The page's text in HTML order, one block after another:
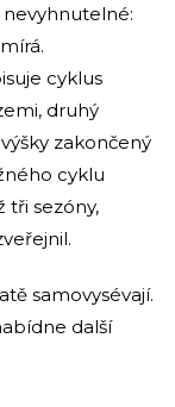
cyklus
druhý
zakončený
cyklu
tři sezóny,
samovysévají.
další